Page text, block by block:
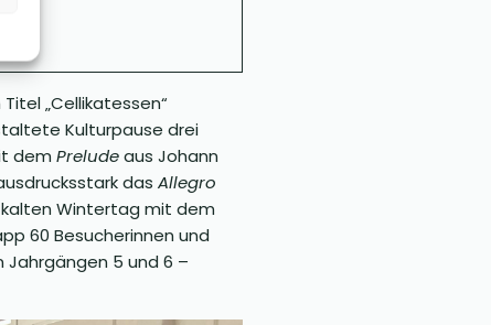
„Cellikatessen“
Kulturpause drei
dem Preludeaus Johann
das Allegro
Wintertag mit dem
60 Besucherinnen und
Jahrgängen 5 und 6 –